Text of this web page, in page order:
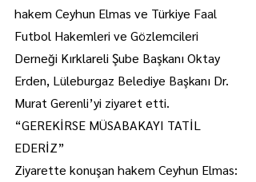
hakem Ceyhun Elmas ve Türkiye Faal
Futbol Hakemleri ve Gözlemcileri
Derneği Kırklareli Şube Başkanı Oktay
Erden, Lüleburgaz Belediye Başkanı Dr.
Murat Gerenli’yi ziyaret etti.
“GEREKİRSE MÜSABAKAYI TATİL
EDERİZ”
Ziyarette konuşan hakem Ceyhun Elmas: